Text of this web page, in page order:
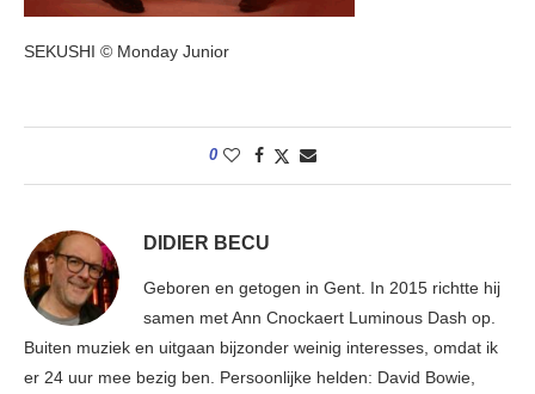
SEKUSHI © Monday Junior
0
DIDIER BECU
Geboren en getogen in Gent. In 2015 richtte hij
samen met Ann Cnockaert Luminous Dash op.
Buiten muziek en uitgaan bijzonder weinig interesses, omdat ik
er 24 uur mee bezig ben. Persoonlijke helden: David Bowie,